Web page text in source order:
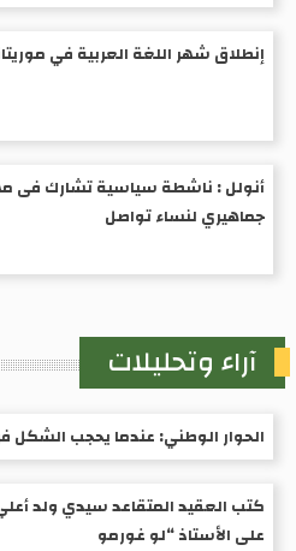
إنطلاق شهر اللغة العربية في
أنولل : ناشطة سياسية تشارك فى
جماهيري لنساء تواصل
آراء وتحليلات
الحوار الوطني: عندما يحجب الشكل
كتب العقيد المتقاعد سيدي ولد
على الأستاذ “لو غورمو